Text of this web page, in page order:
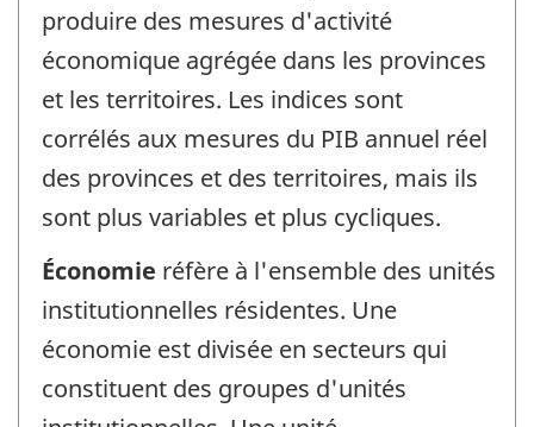
produire des mesures d'activité
économique agrégée dans les provinces
et les territoires. Les indices sont
corrélés aux mesures du PIB annuel réel
des provinces et des territoires, mais ils
sont plus variables et plus cycliques.
Économie réfère à l'ensemble des unités
institutionnelles résidentes. Une
économie est divisée en secteurs qui
constituent des groupes d'unités